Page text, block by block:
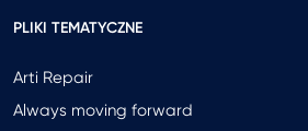
PLIKI TEMATYCZNE
Arti Repair
Always moving forward